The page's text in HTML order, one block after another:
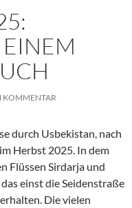
KOMMENTAR
durch Usbekistan, nach
Herbst 2025. In dem
Flüssen Sirdarja und
einst die Seidenstraße
Die vielen